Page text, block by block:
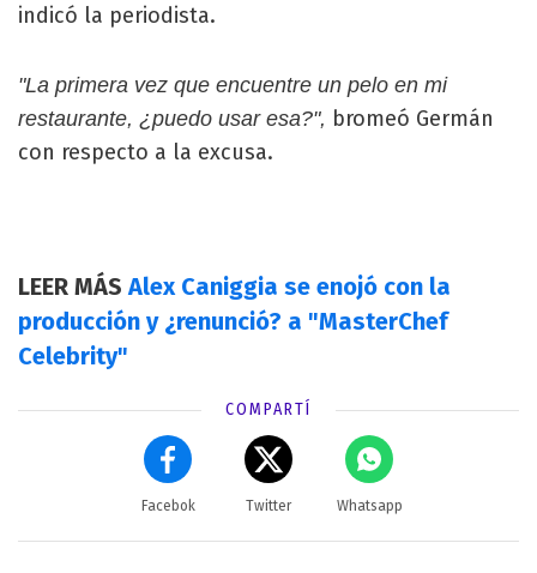
indicó la periodista.
"La primera vez que encuentre un pelo en mi
restaurante, ¿puedo usar esa?", bromeó Germán
con respecto a la excusa.
LEER MÁS Alex Caniggia se enojó con la
producción y ¿renunció? a "MasterChef
Celebrity"
COMPARTÍ
Facebok Twitter Whatsapp